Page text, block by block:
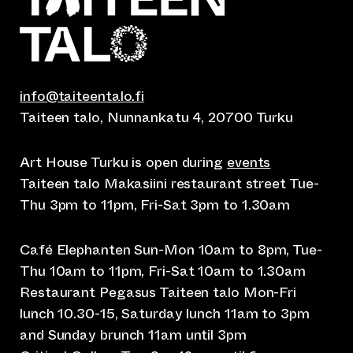
info@taiteentalo.fi
Taiteen talo, Nunnankatu 4, 20700 Turku
Art House Turku is open during events
Taiteen talo Makasiini restaurant street Tue-
Thu 3pm to 11pm, Fri-Sat 3pm to 1.30am
Café Elephanten Sun-Mon 10am to 8pm, Tue-
Thu 10am to 11pm, Fri-Sat 10am to 1.30am
Restaurant Pegasus Taiteen talo Mon-Fri
lunch 10.30-15, Saturday lunch 11am to 3pm
and Sunday brunch 11am until 3pm